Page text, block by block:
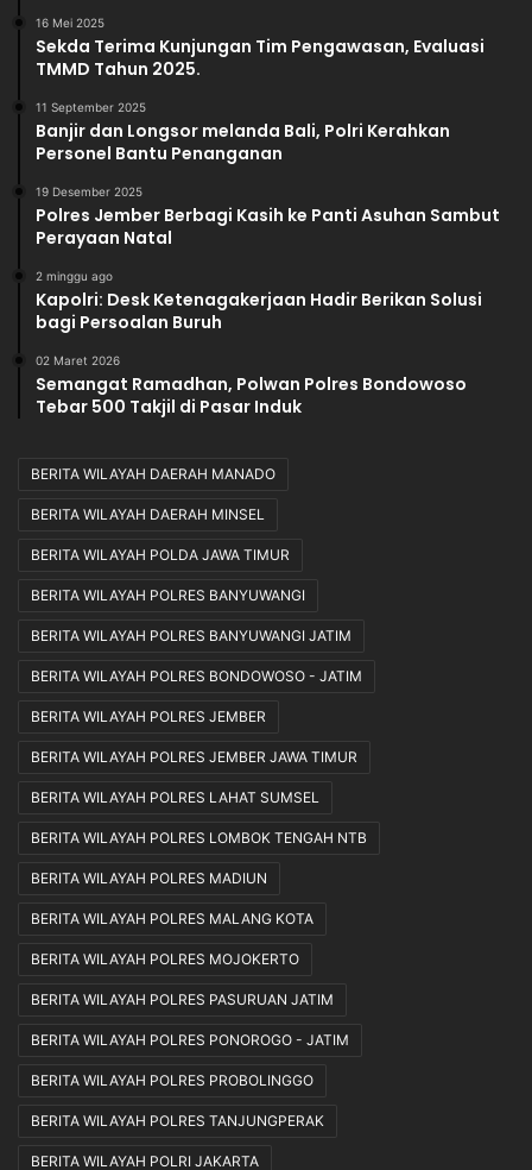
16 Mei 2025
Sekda Terima Kunjungan Tim Pengawasan, Evaluasi
TMMD Tahun 2025.
11 September 2025
Banjir dan Longsor melanda Bali, Polri Kerahkan
Personel Bantu Penanganan
19 Desember 2025
Polres Jember Berbagi Kasih ke Panti Asuhan Sambut
Perayaan Natal
2 minggu ago
Kapolri: Desk Ketenagakerjaan Hadir Berikan Solusi
bagi Persoalan Buruh
02 Maret 2026
Semangat Ramadhan, Polwan Polres Bondowoso
Tebar 500 Takjil di Pasar Induk
BERITA WILAYAH DAERAH MANADO
BERITA WILAYAH DAERAH MINSEL
BERITA WILAYAH POLDA JAWA TIMUR
BERITA WILAYAH POLRES BANYUWANGI
BERITA WILAYAH POLRES BANYUWANGI JATIM
BERITA WILAYAH POLRES BONDOWOSO - JATIM
BERITA WILAYAH POLRES JEMBER
BERITA WILAYAH POLRES JEMBER JAWA TIMUR
BERITA WILAYAH POLRES LAHAT SUMSEL
BERITA WILAYAH POLRES LOMBOK TENGAH NTB
BERITA WILAYAH POLRES MADIUN
BERITA WILAYAH POLRES MALANG KOTA
BERITA WILAYAH POLRES MOJOKERTO
BERITA WILAYAH POLRES PASURUAN JATIM
BERITA WILAYAH POLRES PONOROGO - JATIM
BERITA WILAYAH POLRES PROBOLINGGO
BERITA WILAYAH POLRES TANJUNGPERAK
BERITA WILAYAH POLRI JAKARTA